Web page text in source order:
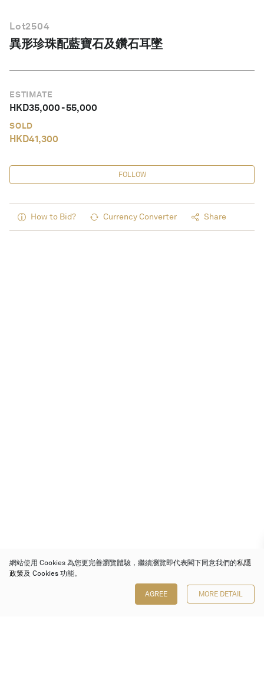
Lot2504
異形珍珠配藍寶石及鑽石耳墜
ESTIMATE
HKD35,000-55,000
SOLD
HKD41,300
FOLLOW
How to Bid? Currency Converter Share
網站使用 Cookies 為您更完善瀏覽體驗，繼續瀏覽即代表閣下同意我們的私隱
政策及 Cookies 功能。
AGREE MORE DETAIL